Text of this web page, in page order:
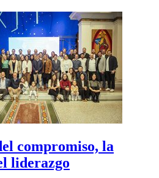
compromiso, la
liderazgo